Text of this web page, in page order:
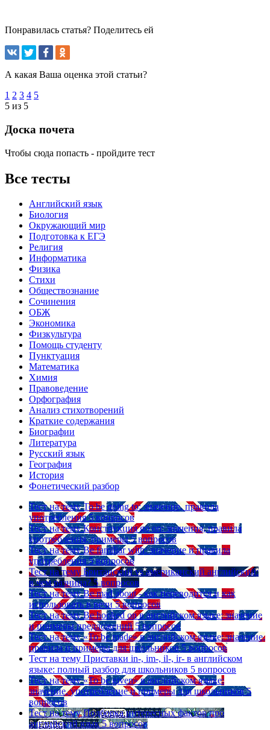
Понравилась статья? Поделитесь ей
А какая Ваша оценка этой статьи?
1 2 3 4 5
5 из 5
Доска почета
Чтобы сюда попасть - пройдите тест
Все тесты
Английский язык
Биология
Окружающий мир
Подготовка к ЕГЭ
Религия
Информатика
Физика
Стихи
Обществознание
Сочинения
ОБЖ
Экономика
Физкультура
Помощь студенту
Пунктуация
Математика
Химия
Правоведение
Орфография
Анализ стихотворений
Краткие содержания
Биографии
Литература
Русский язык
География
История
Фонетический разбор
Тест на тему To be going to: значение, правила
употребления 5 вопросов
Тест на тему Конструкция go on: значения, правила
употребления, примеры 5 вопросов
Тест на тему Be familiar with: значение и правила
употребления 5 вопросов
Тест на тему Британский vs американский английский:
в чем разница? 5 вопросов
Тест на тему Be mad about - как переводится и как
использовать в речи 5 вопросов
Тест на тему Be hooked on в английском языке: значение
и примеры предложений 5 вопросов
Тест на тему «To be made» в английском языке: значение,
правила и примеры для школьников 5 вопросов
Тест на тему Приставки in-, im-, il-, ir- в английском
языке: полный разбор для школьников 5 вопросов
Тест на тему «To be given» в английском языке:
значение, употребление и примеры для школьников 5
вопросов
Тест на тему Подборка интересных фактов про
английский язык 5 вопросов